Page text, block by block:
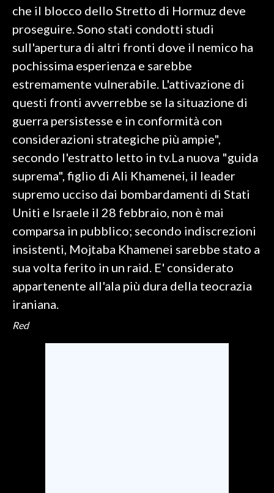
CULTURA
SPETTACOLI
GOSSIP
SALUTE
SARDEGNA TURISMO
SARDI NEL MONDO
NOTIZIE
EVENTI
3 MINUTI CON
INSULARITÀ
INFO AZIENDE
ABBONATI
che il blocco dello Stretto di Hormuz deve
proseguire. Sono stati condotti studi
sull'apertura di altri fronti dove il nemico ha
pochissima esperienza e sarebbe
estremamente vulnerabile. L'attivazione di
questi fronti avverrebbe se la situazione di
guerra persistesse e in conformità con
considerazioni strategiche più ampie",
secondo l'estratto letto in tv.La nuova "guida
suprema", figlio di Ali Khamenei, il leader
supremo ucciso dai bombardamenti di Stati
Uniti e Israele il 28 febbraio, non è mai
comparsa in pubblico; secondo indiscrezioni
insistenti, Mojtaba Khamenei sarebbe stato a
sua volta ferito in un raid. E' considerato
appartenente all'ala più dura della teocrazia
iraniana.
Red